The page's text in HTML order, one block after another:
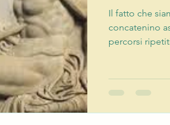
Il fatto che
concatenino
percorsi
stessi passi.
ne sono di